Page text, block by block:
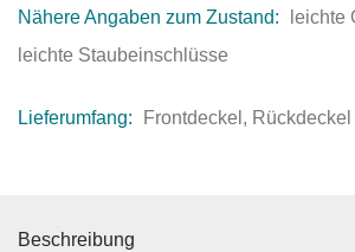
Nähere Angaben zum Zustand:
leichte
leichte Staubeinschlüsse
Lieferumfang: Frontdeckel, Rückdeckel
Beschreibung